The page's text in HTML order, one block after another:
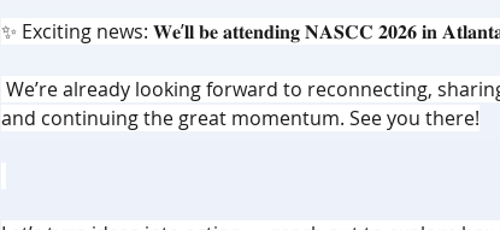
✨ Exciting news: 𝐖𝐞’𝐥𝐥 𝐛𝐞 𝐚𝐭𝐭𝐞𝐧𝐝𝐢𝐧𝐠 𝐍𝐀𝐒𝐂𝐂 𝟐𝟎𝟐𝟔 𝐢𝐧
We’re already looking forward to reconnecting,
and continuing the great momentum. See you there!